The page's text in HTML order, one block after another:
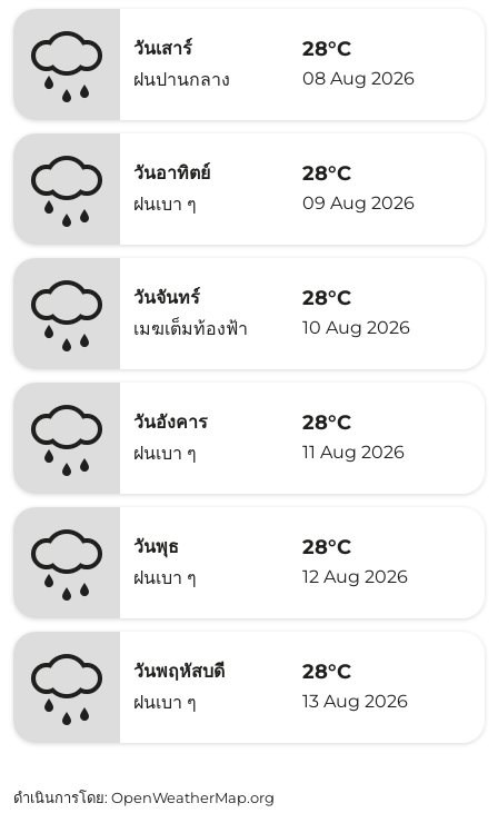
วันเสาร์
ฝนปานกลาง
28°C
08 Aug 2026
วันอาทิตย์
ฝนเบา ๆ
28°C
09 Aug 2026
วันจันทร์
เมฆเต็มท้องฟ้า
28°C
10 Aug 2026
วันอังคาร
ฝนเบา ๆ
28°C
11 Aug 2026
วันพุธ
ฝนเบา ๆ
28°C
12 Aug 2026
วันพฤหัสบดี
ฝนเบา ๆ
28°C
13 Aug 2026
ดำเนินการโดย: OpenWeatherMap.org